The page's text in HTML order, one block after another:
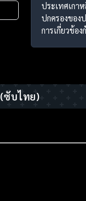
ประเทศเกา
ปกครองของ
การเกี่ยวข้อ
(ซับไทย)